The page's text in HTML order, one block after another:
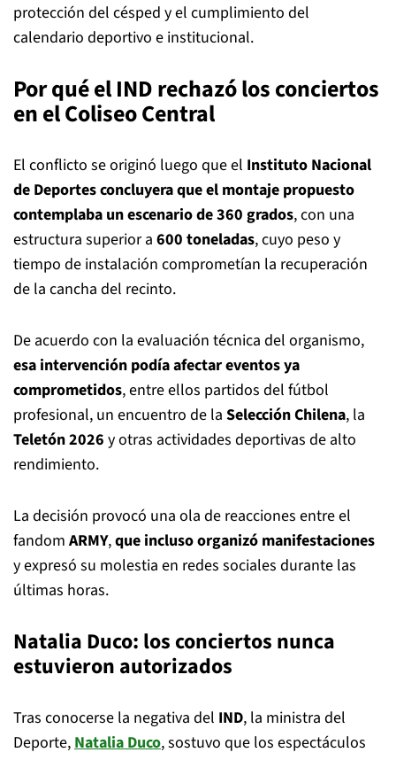
protección del césped y el cumplimiento del
calendario deportivo e institucional.
Por qué el IND rechazó los conciertos
en el Coliseo Central
El conflicto se originó luego que el Instituto Nacional
de Deportesconcluyera que el montaje propuesto
contemplaba un escenario de 360 grados, con una
estructura superior a 600 toneladas, cuyo peso y
tiempo de instalación comprometían la recuperación
de la cancha del recinto.
De acuerdo con la evaluación técnica del organismo,
esa intervención podía afectar eventos ya
comprometidos, entre ellos partidos del fútbol
profesional, un encuentro de la Selección Chilena, la
Teletón 2026 y otras actividades deportivas de alto
rendimiento.
La decisión provocó una ola de reacciones entre el
fandom ARMY,que incluso organizó manifestaciones
y expresó su molestia en redes sociales durante las
últimas horas.
Natalia Duco: los conciertos nunca
estuvieron autorizados
Tras conocerse la negativa del IND, la ministra del
Deporte,Natalia Duco, sostuvo que los espectáculos